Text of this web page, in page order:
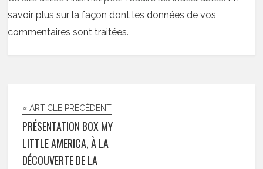
savoir plus sur la façon dont les données de vos
commentaires sont traitées.
« ARTICLE PRÉCÉDENT
PRÉSENTATION BOX MY
LITTLE AMERICA, À LA
DÉCOUVERTE DE LA